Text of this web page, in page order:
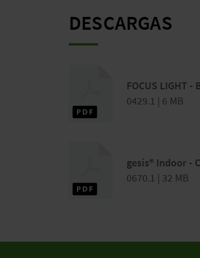
DESCARGAS
FOCUS LIGHT -
0429.1 | 6 MB
gesis® Indoor -
0670.1 | 32 MB